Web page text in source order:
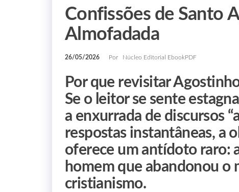
Confissões de Santo
Almofadada
26/05/2026 Por Núcleo Editorial EbookPDF
Por que revisitar
Se o leitor se sente
a enxurrada de discursos
respostas instantâneas, a
oferece um antídoto raro:
homem que abandonou o
cristianismo.